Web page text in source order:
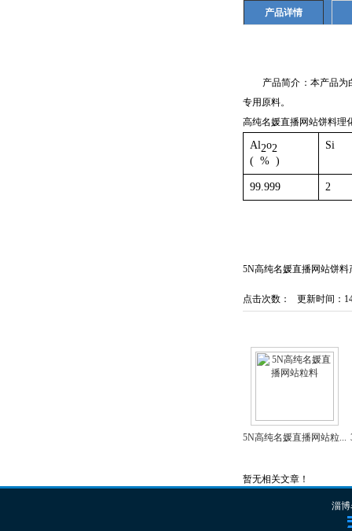
产品详情
产品简介：本产品为白
专用原料。
高纯名媛直播网站饼料理
Al2o2
( % )
Si
99.999 2
5N高纯名媛直播网站饼
点击次数： 更新时间：
5N高纯名媛直播网站粒...
暂无相关文章！
淄